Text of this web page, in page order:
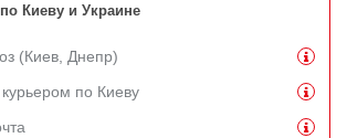
Киеву и Украине
(Киев, Днепр)
курьером по Киеву